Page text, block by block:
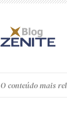
O conteúdomais